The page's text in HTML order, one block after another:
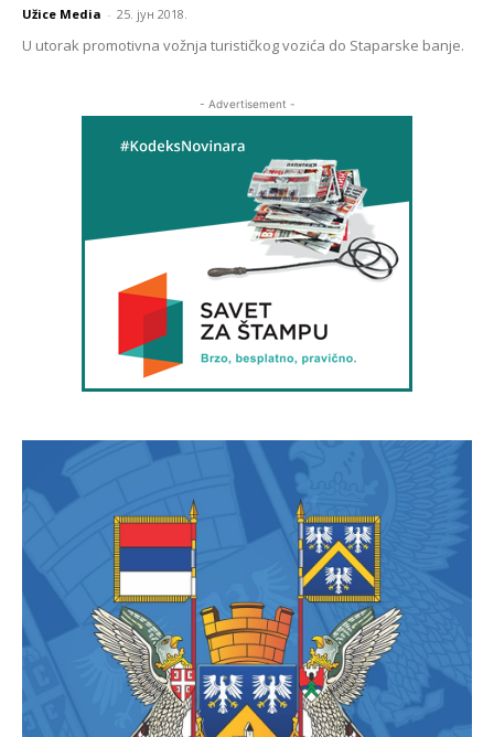
Užice Media - 25. јун 2018.
U utorak promotivna vožnja turističkog vozića do Staparske banje.
- Advertisement -